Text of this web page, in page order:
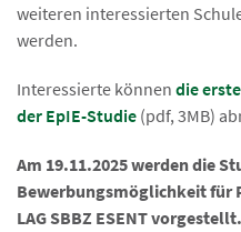
weiteren interessierten
werden.
Interessierte können die
der EpIE-Studie (pdf, 3MB)
Am 19.11.2025 werden die
Bewerbungsmöglichkeit für
LAG SBBZ ESENT